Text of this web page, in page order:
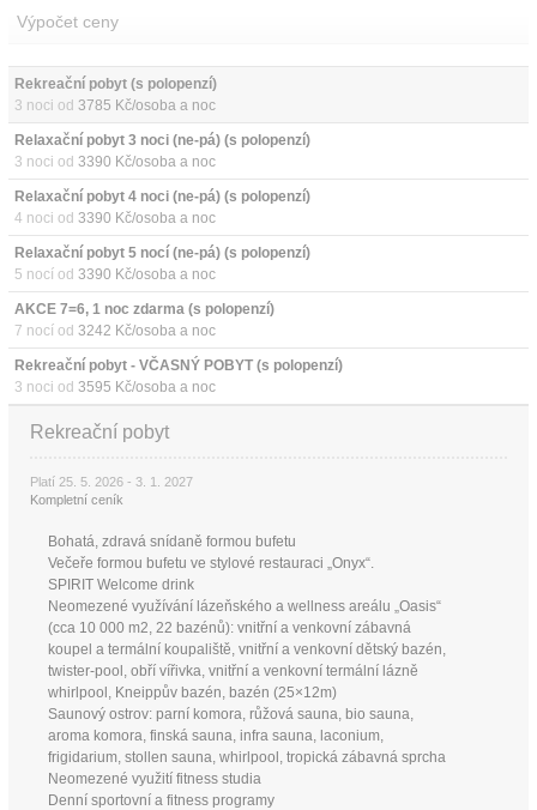
Výpočet ceny
Rekreační pobyt (s polopenzí)
3 noci od 3785 Kč/osoba a noc
Relaxační pobyt 3 noci (ne-pá) (s polopenzí)
3 noci od 3390 Kč/osoba a noc
Relaxační pobyt 4 noci (ne-pá) (s polopenzí)
4 noci od 3390 Kč/osoba a noc
Relaxační pobyt 5 nocí (ne-pá) (s polopenzí)
5 nocí od 3390 Kč/osoba a noc
AKCE 7=6, 1 noc zdarma (s polopenzí)
7 nocí od 3242 Kč/osoba a noc
Rekreační pobyt - VČASNÝ POBYT (s polopenzí)
3 noci od 3595 Kč/osoba a noc
Rekreační pobyt
Platí 25. 5. 2026 - 3. 1. 2027
Kompletní ceník
Bohatá, zdravá snídaně formou bufetu
Večeře formou bufetu ve stylové restauraci „Onyx“.
SPIRIT Welcome drink
Neomezené využívání lázeňského a wellness areálu „Oasis“
(cca 10 000 m2, 22 bazénů): vnitřní a venkovní zábavná
koupel a termální koupaliště, vnitřní a venkovní dětský bazén,
twister-pool, obří vířivka, vnitřní a venkovní termální lázně
whirlpool, Kneippův bazén, bazén (25×12m)
Saunový ostrov: parní komora, růžová sauna, bio sauna,
aroma komora, finská sauna, infra sauna, laconium,
frigidarium, stollen sauna, whirlpool, tropická zábavná sprcha
Neomezené využití fitness studia
Denní sportovní a fitness programy